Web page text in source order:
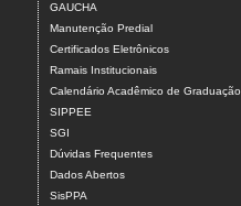
GAUCHA
Manutenção Predial
Certificados Eletrônicos
Ramais Institucionais
Calendário Acadêmico de Graduação
SIPPEE
SGI
Dúvidas Frequentes
Dados Abertos
SisPPA